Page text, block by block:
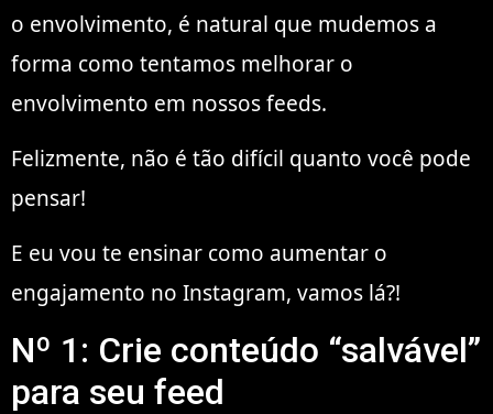
o envolvimento, é natural que mudemos a
forma como tentamos melhorar o
envolvimento em nossos feeds.
Felizmente, não é tão difícil quanto você pode
pensar!
E eu vou te ensinar como aumentar o
engajamento no Instagram, vamos lá?!
Nº 1: Crie conteúdo “salvável”
para seu feed